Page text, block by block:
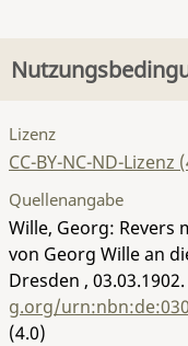
Lizenz
CC-BY-NC-ND-Lizenz
Quellenangabe
Wille, Georg:
von Georg Wille an
Dresden , 03.03.1902.
g.org/
(4.0)